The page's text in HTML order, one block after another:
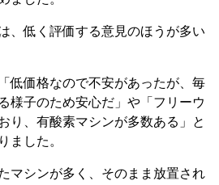
、低く評価する意見のほうが多い
低価格なので不安があったが、毎
様子のため安心だ」や「フリーウ
り、有酸素マシンが多数ある」と
ました。
マシンが多く、そのまま放置され